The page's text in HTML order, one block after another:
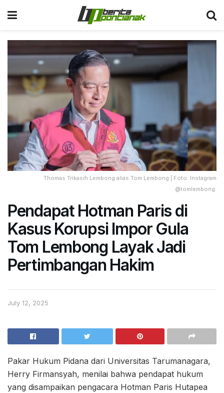
Thomas Trikasih Lembong alias Tom Lembong | Foto: Instagram
@tomlembong.
Pendapat Hotman Paris di
Kasus Korupsi Impor Gula
Tom Lembong Layak Jadi
Pertimbangan Hakim
July 12, 2025
Pakar Hukum Pidana dari Universitas Tarumanagara,
Herry Firmansyah, menilai bahwa pendapat hukum
yang disampaikan pengacara Hotman Paris Hutapea